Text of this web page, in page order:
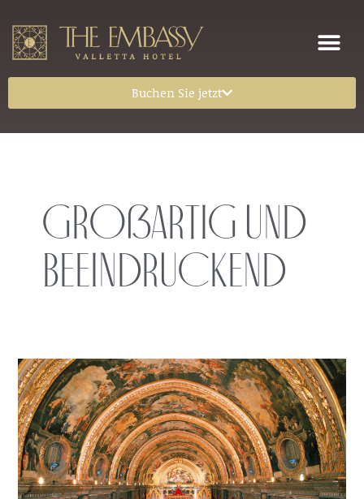
Buchen Sie jetzt
Großartig und
beeindruckend